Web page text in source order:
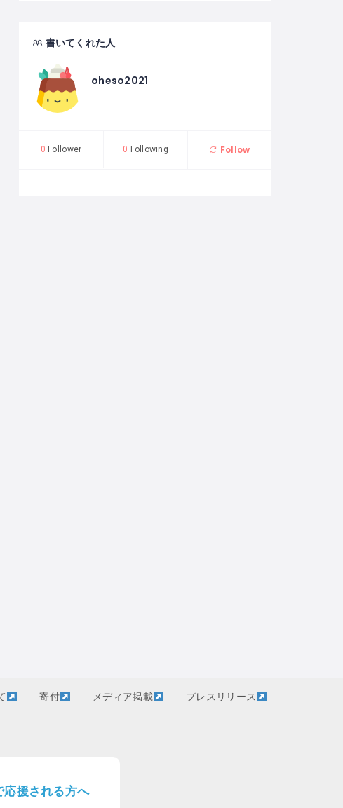
書いてくれた人
oheso2021
0 Follower 0 Following Follow
寄付 メディア掲載 プレスリリース
応援される方へ